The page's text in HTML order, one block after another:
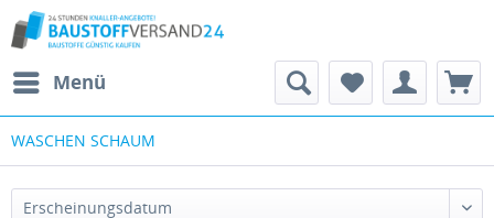
Menü
WASCHEN SCHAUM